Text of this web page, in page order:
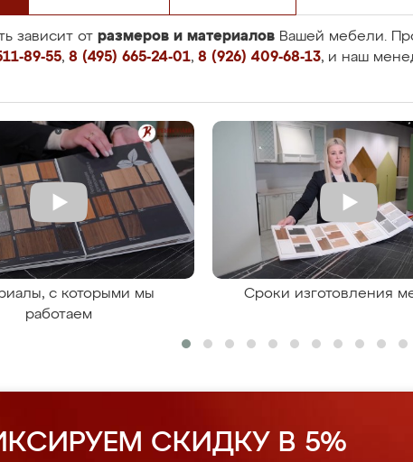
зависит от размеров и материалов Вашей мебели.
89-55, 8 (495) 665-24-01, 8 (926) 409-68-13, и наш
с которыми мы
работаем
Сроки изготовления
СКИДКУ В 5%